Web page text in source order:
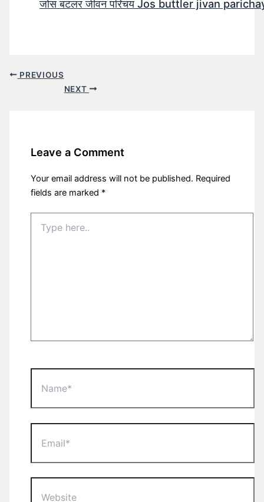
जोस बटलर जीवन परिचय Jos buttler jivan
PREVIOUS
NEXT
Leave a Comment
Your email address will not be published. Required
fields are marked *
here..